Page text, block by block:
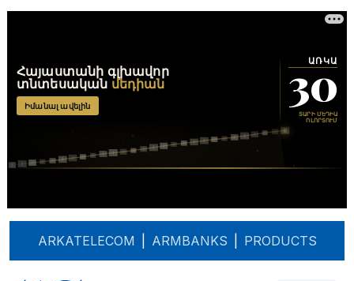
ARKATELECOM ARMBANKS PRODUCTS